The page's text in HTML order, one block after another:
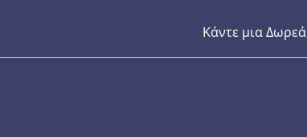
Κάντε μια Δωρεά